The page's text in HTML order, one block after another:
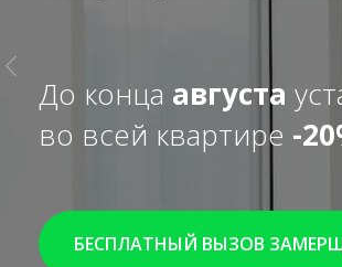
До конца августа
во всей квартире -
БЕСПЛАТНЫЙ ВЫЗОВ